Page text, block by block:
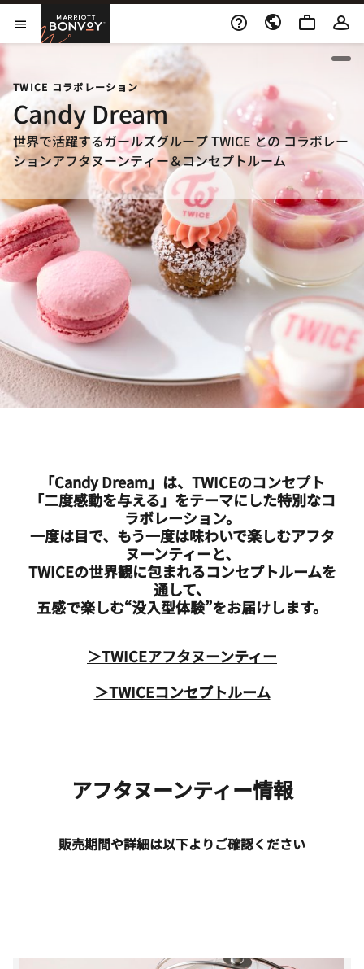
Skip to Content
メニューを開く
Marriott Bonvoy
TWICE コラボレーション
Candy Dream
世界で活躍するガールズグループ TWICE との コラボレー
ションアフタヌーンティー＆コンセプトルーム
「Candy Dream」は、TWICEのコンセプト
「二度感動を与える」をテーマにした特別なコ
ラボレーション。
一度は目で、もう一度は味わいで楽しむアフタ
ヌーンティーと、
TWICEの世界観に包まれるコンセプトルームを
通して、
五感で楽しむ“没入型体験”をお届けします。
＞TWICEアフタヌーンティー
＞TWICEコンセプトルーム
アフタヌーンティー情報
販売期間や詳細は以下よりご確認ください